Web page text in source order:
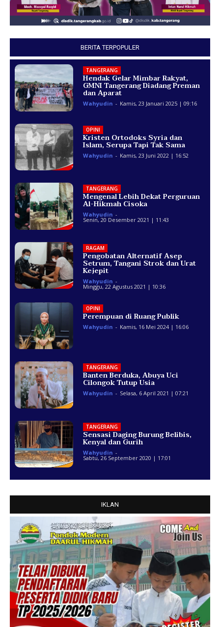
BERITA TERPOPULER
TANGERANG
Hendak Gelar Mimbar Rakyat,
GMNI Tangerang Diadang Preman
dan Aparat
Wahyudin - Kamis, 23 Januari 2025 | 09:16
OPINI
Kristen Ortodoks Syria dan
Islam, Serupa Tapi Tak Sama
Wahyudin - Kamis, 23 Juni 2022 | 16:52
TANGERANG
Mengenal Lebih Dekat Perguruan
Al-Hikmah Cisoka
Wahyudin -
Senin, 20 Desember 2021 | 11:43
RAGAM
Pengobatan Alternatif Asep
Setrum, Tangani Strok dan Urat
Kejepit
Wahyudin -
Minggu, 22 Agustus 2021 | 10:36
OPINI
Perempuan di Ruang Publik
Wahyudin - Kamis, 16 Mei 2024 | 16:06
TANGERANG
Banten Berduka, Abuya Uci
Cilongok Tutup Usia
Wahyudin - Selasa, 6 April 2021 | 07:21
TANGERANG
Sensasi Daging Burung Belibis,
Kenyal dan Gurih
Wahyudin -
Sabtu, 26 September 2020 | 17:01
IKLAN